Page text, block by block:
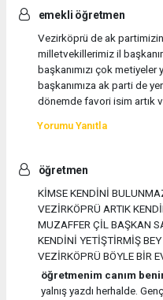
emekli öğretmen
Vezirköprü de ak
milletvekillerimiz il
başkanımızı çok
başkanımıza ak parti de
dönemde favori isim artık
Yorumu Yanıtla
öğretmen
KİMSE KENDİNİ
VEZİRKÖPRÜ ARTIK
MUZAFFER ÇİL BAŞKAN
KENDİNİ YETİŞTİRMİŞ
VEZİRKÖPRÜ BÖYLE BİR
öğretmenim canım
yalnış yazdı herhalde.